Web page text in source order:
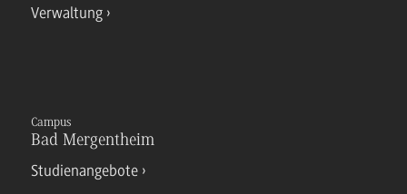
Verwaltung
Campus
Bad Mergentheim
Studienangebote